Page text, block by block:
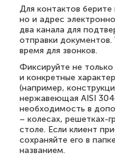
Для контактов
но и адрес
два канала для
отправки
время для звонков.
Фиксируйте не
и конкретные
(например,
нержавеющая AISI
необходимость в
– колесах, решетках-
столе. Если клиент
сохраняйте его в
названием.